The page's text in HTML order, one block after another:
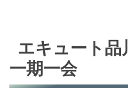
エキュート
一期一会